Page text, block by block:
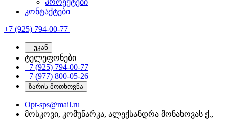
პროექტები
კონტაქტები
+7 (925) 794-00-77
უკან
ტელეფონები
+7 (925) 794-00-77
+7 (977) 800-05-26
ზარის მოთხოვნა
Opt-sps@mail.ru
მოსკოვი, კომუნარკა, ალექსანდრა მონახოვას ქ.,